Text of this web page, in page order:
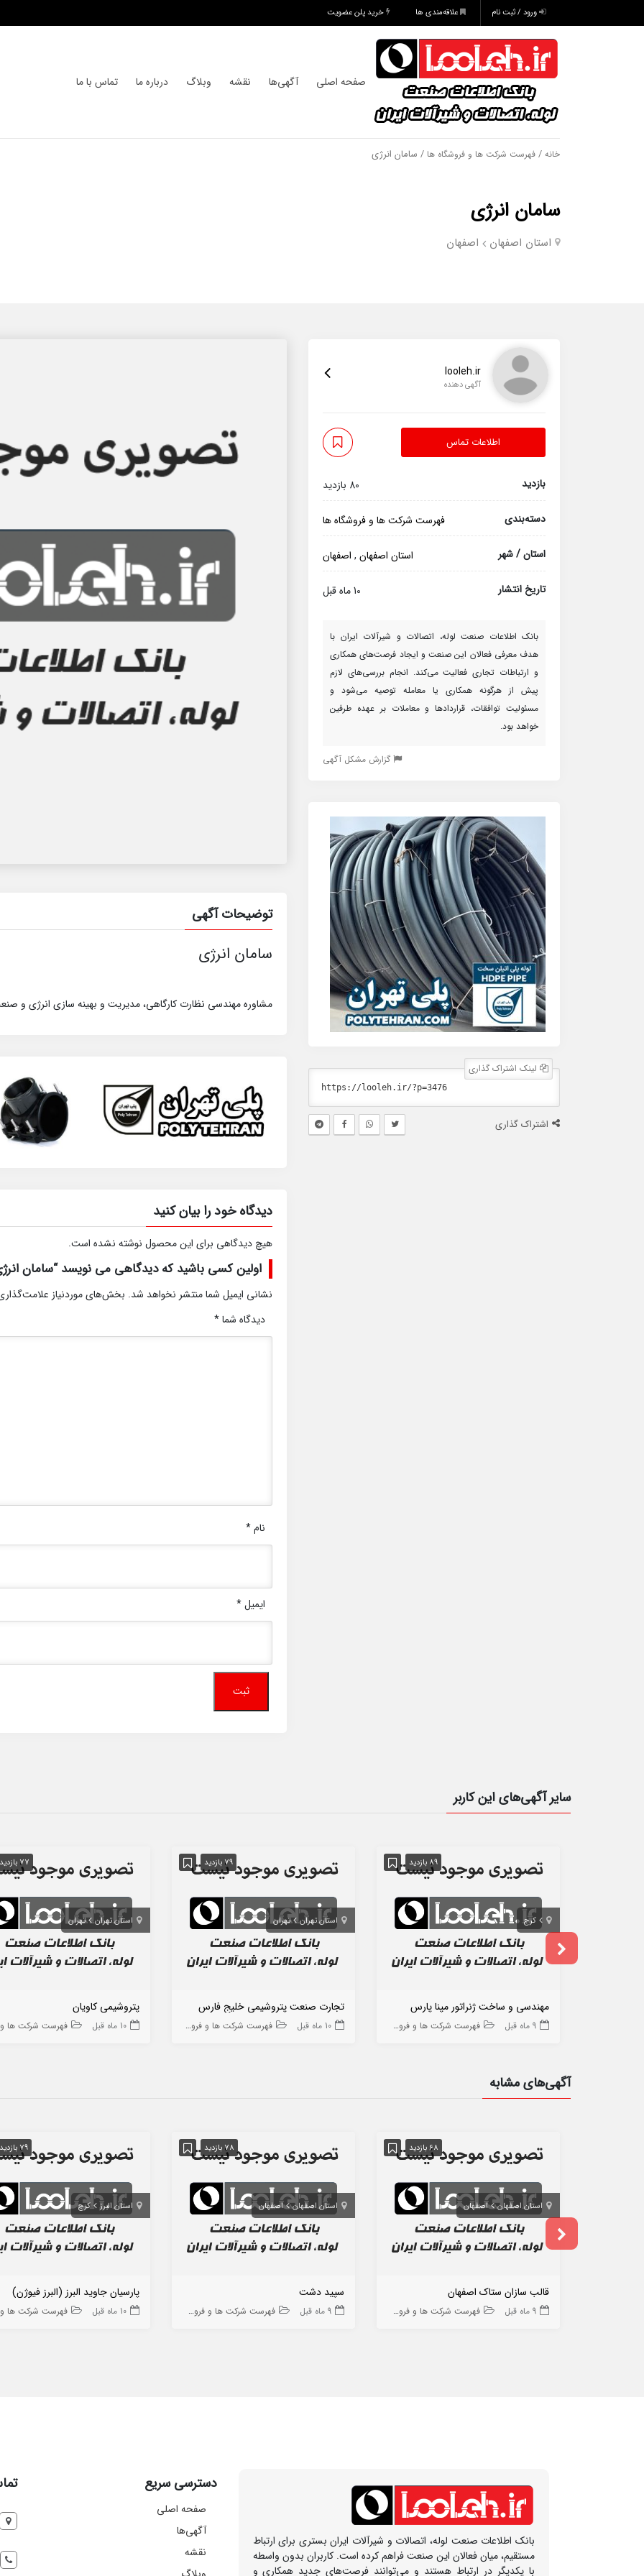
ورود / ثبت نام علاقه‌مندی ها خرید پلن عضویت
صفحه اصلی آگهی‌ها نقشه وبلاگ درباره ما تماس با ما
خانه / فهرست شرکت ها و فروشگاه ها / سامان انرژی
سامان انرژی
استان اصفهان اصفهان
looleh.ir
آگهی دهنده
اطلاعات تماس
بازدید 80 بازدید
دسته‌بندی فهرست شرکت ها و فروشگاه ها
استان / شهر استان اصفهان , اصفهان
تاریخ انتشار 10 ماه قبل
بانک اطلاعات صنعت لوله، اتصالات و شیرآلات ایران با
هدف معرفی فعالان این صنعت و ایجاد فرصت‌های همکاری
و ارتباطات تجاری فعالیت می‌کند. انجام بررسی‌های لازم
پیش از هرگونه همکاری یا معامله توصیه می‌شود و
مسئولیت توافقات، قراردادها و معاملات بر عهده طرفین
خواهد بود.
گزارش مشکل آگهی
لینک اشتراک گذاری
اشتراک گذاری
توضیحات آگهی
سامان انرژی
مشاوره مهندسی نظارت کارگاهی، مدیریت و بهینه سازی انرژی و
دیدگاه خود را بیان کنید
هیچ دیدگاهی برای این محصول نوشته نشده است.
اولین کسی باشید که دیدگاهی می نویسد “سامان
نشانی ایمیل شما منتشر نخواهد شد. بخش‌های موردنیاز
دیدگاه شما*
نام*
ایمیل*
سایر آگهی‌های این کاربر
89 بازدید
کرج
مهندسی و ساخت ژنراتور مپنا پارس
9 ماه قبل فهرست شرکت ها و فروشگاه ها
79 بازدید
استان تهران تهران
تجارت صنعت پتروشیمی خلیج فارس
10 ماه قبل فهرست شرکت ها و فروشگاه ها
77 بازدید
استان تهران تهران
پتروشیمی کاویان
10 ماه قبل فهرست شرکت ها و
آگهی‌های مشابه
68 بازدید
استان اصفهان اصفهان
قالب سازان ستاک اصفهان
9 ماه قبل فهرست شرکت ها و فروشگاه ها
78 بازدید
استان اصفهان اصفهان
سپید دشت
9 ماه قبل فهرست شرکت ها و فروشگاه ها
79 بازدید
استان البرز کرج
پارسیان جاوید البرز (البرز فیوژن)
10 ماه قبل فهرست شرکت ها و
بانک اطلاعات صنعت لوله، اتصالات و شیرآلات ایران بستری برای ارتباط
مستقیم، میان فعالان این صنعت فراهم کرده است. کاربران بدون واسطه
با یکدیگر در ارتباط هستند و می‌توانند فرصت‌های جدید همکاری و
دسترسی سریع
صفحه اصلی
آگهی‌ها
نقشه